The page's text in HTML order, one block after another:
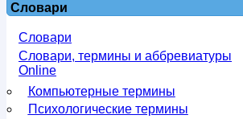
Словари
Словари
Словари, термины и аббревиатуры
Online
Компьютерные термины
Психологические термины